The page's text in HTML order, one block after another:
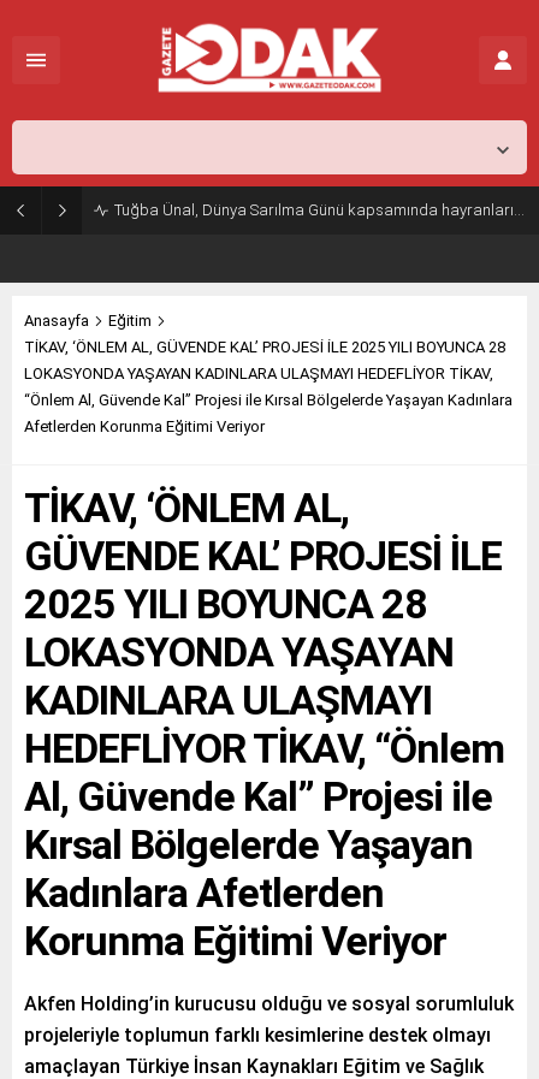
Tuğba Ünal, Dünya Sarılma Günü kapsamında hayranlarıyla buluştu
Anasayfa
Eğitim
TİKAV, ‘ÖNLEM AL, GÜVENDE KAL’ PROJESİ İLE 2025 YILI BOYUNCA 28
LOKASYONDA YAŞAYAN KADINLARA ULAŞMAYI HEDEFLİYOR TİKAV,
“Önlem Al, Güvende Kal” Projesi ile Kırsal Bölgelerde Yaşayan Kadınlara
Afetlerden Korunma Eğitimi Veriyor
TİKAV, ‘ÖNLEM AL,
GÜVENDE KAL’ PROJESİ İLE
2025 YILI BOYUNCA 28
LOKASYONDA YAŞAYAN
KADINLARA ULAŞMAYI
HEDEFLİYOR TİKAV, “Önlem
Al, Güvende Kal” Projesi ile
Kırsal Bölgelerde Yaşayan
Kadınlara Afetlerden
Korunma Eğitimi Veriyor
Akfen Holding’in kurucusu olduğu ve sosyal sorumluluk
projeleriyle toplumun farklı kesimlerine destek olmayı
amaçlayan Türkiye İnsan Kaynakları Eğitim ve Sağlık